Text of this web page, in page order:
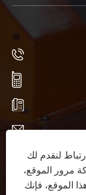
لنقدم لك
مرور الموقع،
الموقع، فإنك